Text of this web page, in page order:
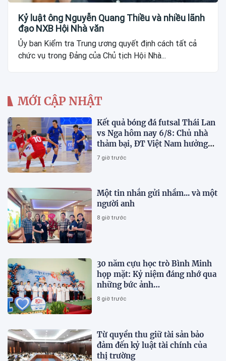
Kỷ luật ông Nguyễn Quang Thiều và nhiều lãnh
đạo NXB Hội Nhà văn
Ủy ban Kiểm tra Trung ương quyết định cách tất cả
chức vụ trong Đảng của Chủ tịch Hội Nhà...
MỚI CẬP NHẬT
Kết quả bóng đá futsal Thái Lan
vs Nga hôm nay 6/8: Chủ nhà
thảm bại, ĐT Việt Nam hưởng
lợi lớn
7 giờ trước
Một tin nhắn gửi nhầm... và một
người anh
8 giờ trước
30 năm cựu học trò Bình Minh
họp mặt: Kỷ niệm đáng nhớ qua
những bức ảnh…
8 giờ trước
Từ quyền thu giữ tài sản bảo
đảm đến kỷ luật tài chính của
thị trường